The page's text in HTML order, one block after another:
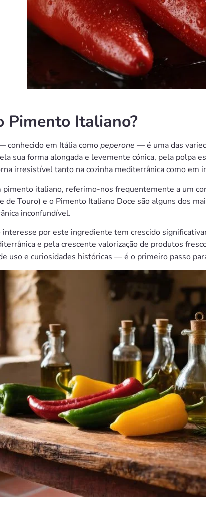
Pimento Italiano?
conhecido em Itália comopeperone — é uma das
sua forma alongada e levemente cónica, pela polpa
irresistível tanto na cozinha mediterrânica como em
pimento italiano, referimo-nos frequentemente a um
de Touro) e o Pimento Italiano Doce são alguns dos
inconfundível.
por este ingrediente tem crescido
e pela crescente valorização de produtos
uso e curiosidades históricas — é o primeiro passo